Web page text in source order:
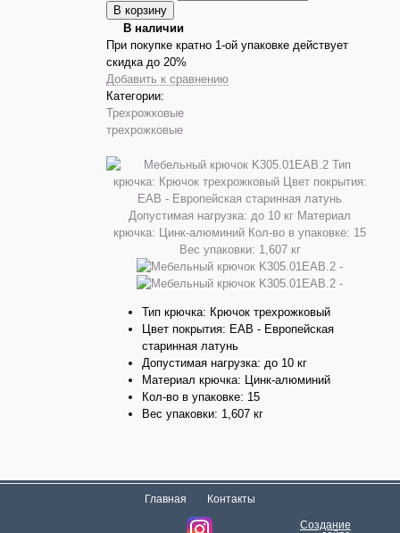
В наличии
При покупке кратно 1-ой упаковке действует
скидка до 20%
Добавить к сравнению
Категории:
Трехрожковые
трехрожковые
Тип крючка: Крючок трехрожковый
Цвет покрытия: EAB - Европейская
старинная латунь
Допустимая нагрузка: до 10 кг
Материал крючка: Цинк-алюминий
Кол-во в упаковке: 15
Вес упаковки: 1,607 кг
Создание
Главная Контакты